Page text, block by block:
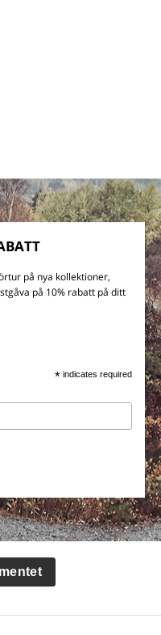
på nya kollektioner,
på 10% rabatt på ditt
* indicates required